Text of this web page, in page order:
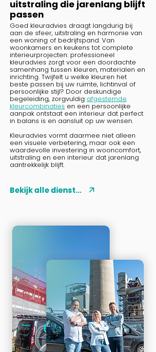
uitstraling die jarenlang blijft
passen
Goed kleuradvies draagt langdurig bij
aan de sfeer, uitstraling en harmonie van
een woning of bedrijfspand. Van
woonkamers en keukens tot complete
interieurprojecten: professioneel
kleuradvies zorgt voor een doordachte
samenhang tussen kleuren, materialen en
inrichting. Twijfelt u welke kleuren het
beste passen bij uw ruimte, lichtinval of
persoonlijke stijl? Door deskundige
begeleiding, zorgvuldig afgestemde
kleurcombinaties en een persoonlijke
aanpak ontstaat een interieur dat perfect
in balans is en aansluit op uw wensen.
Kleuradvies vormt daarmee niet alleen
een visuele verbetering, maar ook een
waardevolle investering in wooncomfort,
uitstraling en een interieur dat jarenlang
aantrekkelijk blijft.
Bekijk alle diensten